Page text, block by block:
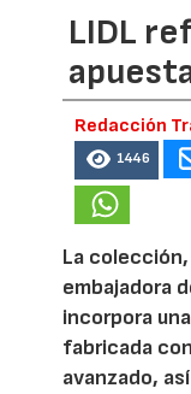
LIDL
Redacción
1446
La
embajadora
incorpora
fabricada
avanzado,